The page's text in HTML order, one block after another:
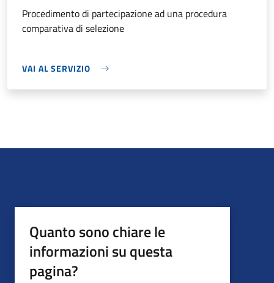
Procedimento di partecipazione ad una procedura
comparativa di selezione
VAI AL SERVIZIO
Quanto sono chiare le
informazioni su questa
pagina?